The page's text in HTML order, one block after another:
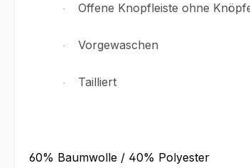
· Offene Knopfleiste ohne
· Vorgewaschen
· Tailliert
60% Baumwolle / 40% Polyester